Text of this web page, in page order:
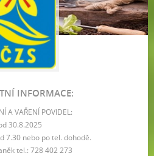
INFORMACE:
A VAŘENÍ POVIDEL:
30.8.2025
7.30 nebo po tel. dohodě.
tel.: 728 402 273